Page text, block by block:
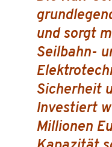
und sorgt
Seilbahn-
Sicherheit
Investiert
Millionen